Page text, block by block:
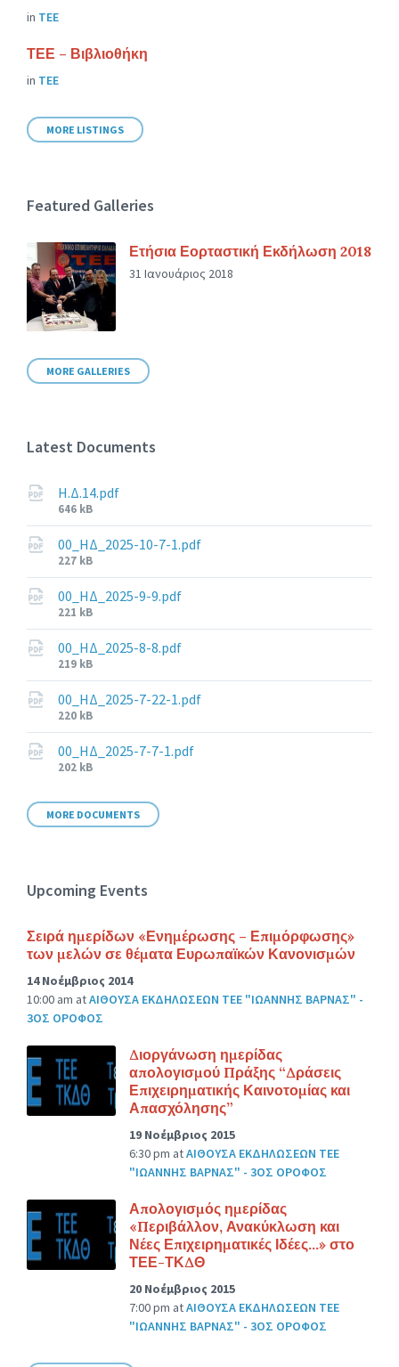
in ΤΕΕ
ΤΕΕ – Βιβλιοθήκη
in ΤΕΕ
MORE LISTINGS
Featured Galleries
Ετήσια Εορταστική Εκδήλωση 2018
31 Ιανουάριος 2018
MORE GALLERIES
Latest Documents
Η.Δ.14.pdf
File
size:
646 kB
00_ΗΔ_2025-10-7-1.pdf
File
size:
227 kB
00_ΗΔ_2025-9-9.pdf
File
size:
221 kB
00_ΗΔ_2025-8-8.pdf
File
size:
219 kB
00_ΗΔ_2025-7-22-1.pdf
File
size:
220 kB
00_ΗΔ_2025-7-7-1.pdf
File
202 kB
MORE DOCUMENTS
Upcoming Events
Σειρά ημερίδων «Ενημέρωσης – Επιμόρφωσης»
των μελών σε θέματα Ευρωπαϊκών Κανονισμών
14 Νοέμβριος 2014
10:00 am atΑΙΘΟΥΣΑ ΕΚΔΗΛΩΣΕΩΝ ΤΕΕ "ΙΩΑΝΝΗΣ ΒΑΡΝΑΣ" -
3ΟΣ ΟΡΟΦΟΣ
Διοργάνωση ημερίδας
απολογισμού Πράξης “Δράσεις
Επιχειρηματικής Καινοτομίας και
Απασχόλησης”
19 Νοέμβριος 2015
6:30 pm atΑΙΘΟΥΣΑ ΕΚΔΗΛΩΣΕΩΝ ΤΕΕ
"ΙΩΑΝΝΗΣ ΒΑΡΝΑΣ" - 3ΟΣ ΟΡΟΦΟΣ
Απολογισμός ημερίδας
«Περιβάλλον, Ανακύκλωση και
Νέες Επιχειρηματικές Ιδέες…» στο
ΤΕΕ-ΤΚΔΘ
20 Νοέμβριος 2015
7:00 pm atΑΙΘΟΥΣΑ ΕΚΔΗΛΩΣΕΩΝ ΤΕΕ
"ΙΩΑΝΝΗΣ ΒΑΡΝΑΣ" - 3ΟΣ ΟΡΟΦΟΣ